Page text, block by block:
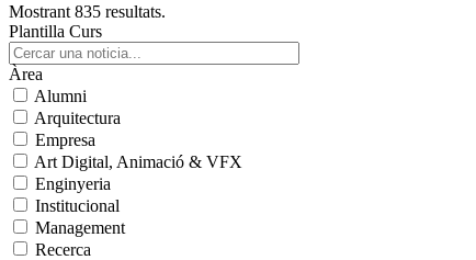
Mostrant 835 resultats.
Plantilla Curs
Àrea
Alumni
Arquitectura
Empresa
Art Digital, Animació & VFX
Enginyeria
Institucional
Management
Recerca